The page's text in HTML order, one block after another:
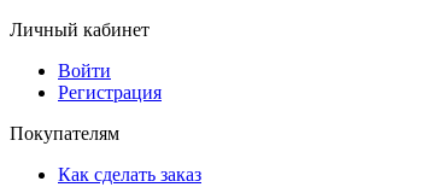
Личный кабинет
Войти
Регистрация
Покупателям
Как сделать заказ